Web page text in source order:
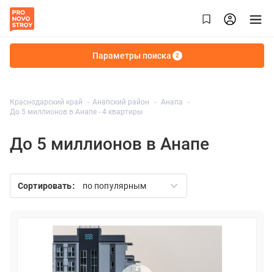
Параметры поиска 2
Краснодарский край Анапский район
Анапа
До 5 миллионов в Анапе - 4 квартиры
До 5 миллионов в Анапе
Сортировать: по популярным